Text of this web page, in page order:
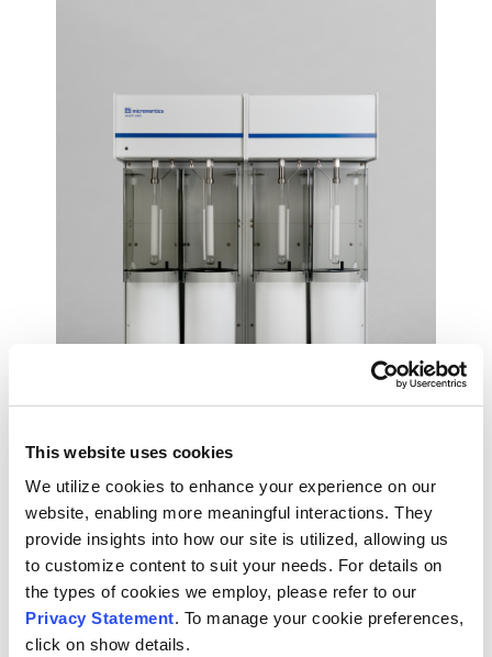
This website uses cookies
We utilize cookies to enhance your experience on our
website, enabling more meaningful interactions. They
provide insights into how our site is utilized, allowing us
to customize content to suit your needs. For details on
the types of cookies we employ, please refer to our
Privacy Statement. To manage your cookie preferences,
click on show details.
ASAP 2460 & 2425
表面積・ポロシメトリーシステム
2,080 Citations